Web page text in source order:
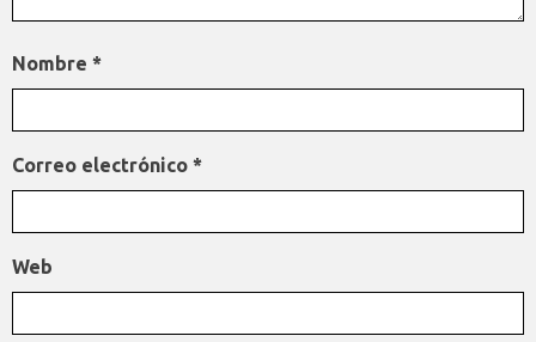
Nombre *
Correo electrónico *
Web